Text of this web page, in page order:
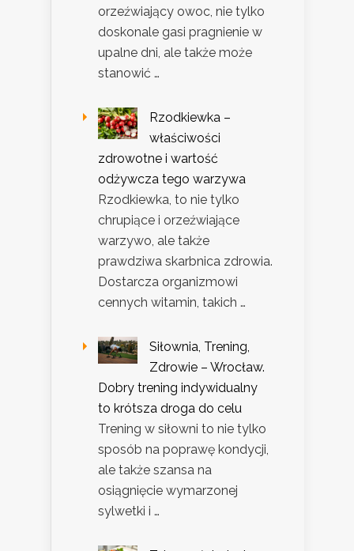
orzeźwiający owoc, nie tylko
doskonale gasi pragnienie w
upalne dni, ale także może
stanowić …
Rzodkiewka –
właściwości
zdrowotne i wartość
odżywcza tego warzywa
Rzodkiewka, to nie tylko
chrupiące i orzeźwiające
warzywo, ale także
prawdziwa skarbnica zdrowia.
Dostarcza organizmowi
cennych witamin, takich …
Siłownia, Trening,
Zdrowie – Wrocław.
Dobry trening indywidualny
to krótsza droga do celu
Trening w siłowni to nie tylko
sposób na poprawę kondycji,
ale także szansa na
osiągnięcie wymarzonej
sylwetki i …